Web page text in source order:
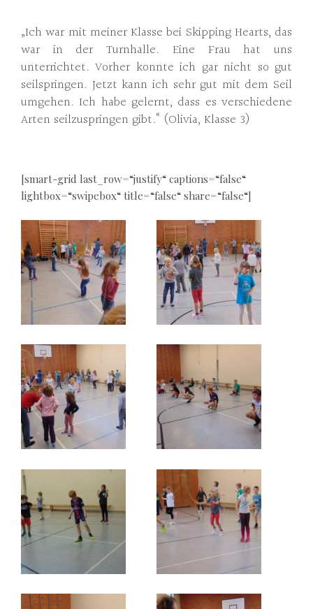
„Ich war mit meiner Klasse bei Skipping Hearts, das
war in der Turnhalle. Eine Frau hat uns
unterrichtet. Vorher konnte ich gar nicht so gut
seilspringen. Jetzt kann ich sehr gut mit dem Seil
umgehen. Ich habe gelernt, dass es verschiedene
Arten seilzuspringen gibt.“ (Olivia, Klasse 3)
[smart-grid last_row=“justify“ captions=“false“
lightbox=“swipebox“ title=“false“ share=“false“]